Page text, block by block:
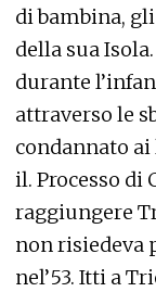
di bambina,
della sua
durante
attraverso le
condannato
il. Processo di
raggiungere
non risiedeva
nel’53. Itti a